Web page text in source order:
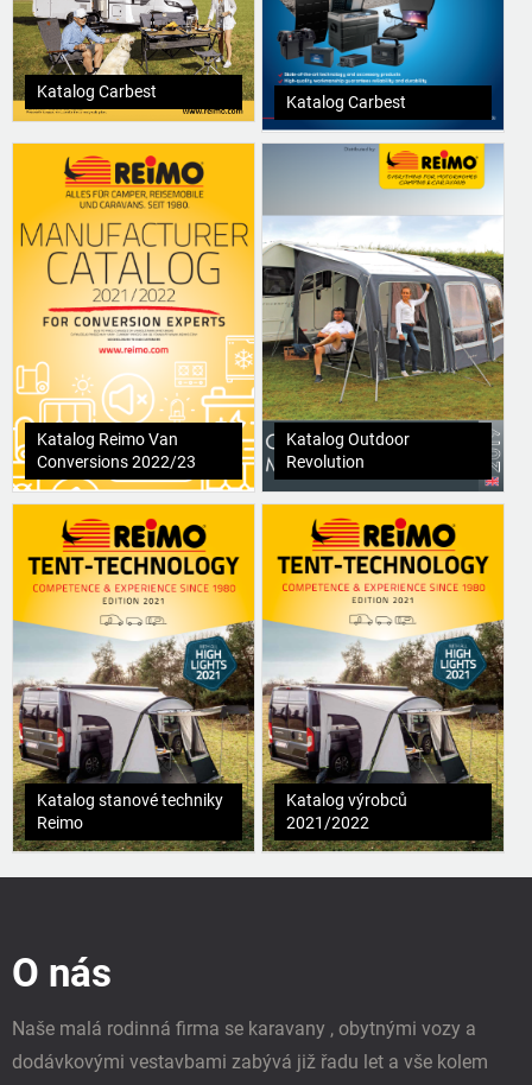
Katalog Carbest
Katalog Carbest
Katalog Reimo Van
Conversions 2022/23
Katalog Outdoor
Revolution
Katalog stanové techniky
Reimo
Katalog výrobců
2021/2022
O nás
Naše malá rodinná firma se karavany , obytnými vozy a
dodávkovými vestavbami zabývá již řadu let a vše kolem